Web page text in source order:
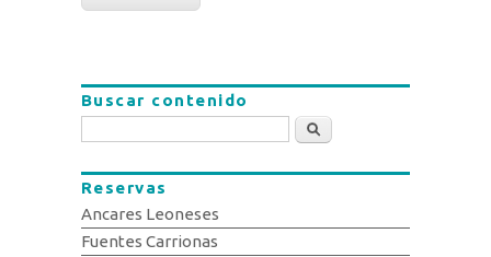
Buscar contenido
Buscar
Reservas
Ancares Leoneses
Fuentes Carrionas